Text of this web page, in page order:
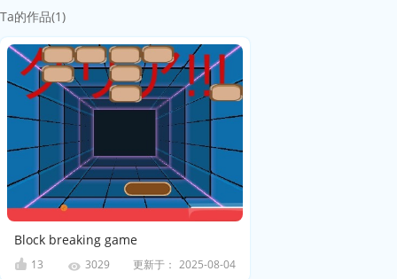
Ta的作品(1)
Block breaking game
13 3029 更新于： 2025-08-04